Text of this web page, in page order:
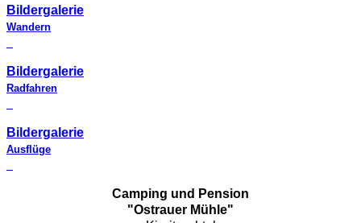
Bildergalerie
Wandern
Bildergalerie
Radfahren
Bildergalerie
Ausflüge
Camping und Pension
"Ostrauer Mühle"